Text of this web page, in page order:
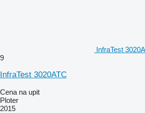
InfraTest
9
InfraTest 3020ATC
Cena na upit
Ploter
2015